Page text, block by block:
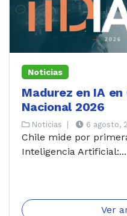
Noticias
Madurez en IA
Nacional 2026
Noticias 6 agosto,
Chile mide por
Inteligencia Artificial:...
Ver